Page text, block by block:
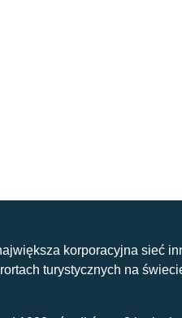
korporacyjna sieć
turystycznych na